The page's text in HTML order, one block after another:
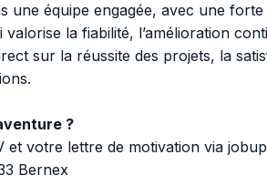
une équipe engagée, avec une
la fiabilité, l’amélioration
sur la réussite des projets, la
?
et votre lettre de motivation via
Bernex